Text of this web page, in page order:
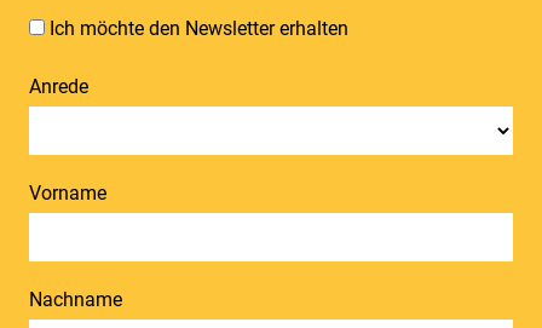
Ich möchte den Newsletter erhalten
Anrede
Vorname
Nachname